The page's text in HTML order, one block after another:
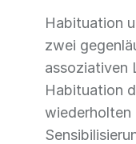
Habituation
zwei
assoziativen
Habituation
wiederholten